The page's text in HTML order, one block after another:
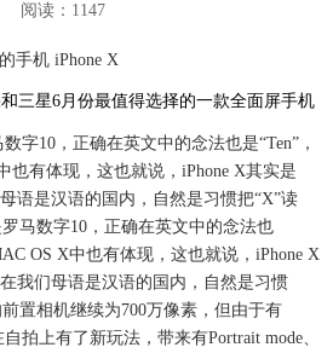
阅读：1147
手机 iPhone X
字10，正确在英文中的念法也是“Ten”，
也有体现，这也就说，iPhone X其实是
语是汉语的国内，自然是习惯把“X”读
罗马数字10，正确在英文中的念法也
OS X中也有体现，这也就说，iPhone X
我们母语是汉语的国内，自然是习惯
前置相机继续为700万像素，但由于有
拍上有了新玩法，带来有Portrait mode、